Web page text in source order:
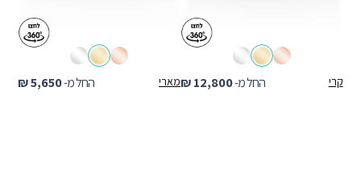
החל מ- ₪5,650 מארי החל מ- ₪12,800 קרי